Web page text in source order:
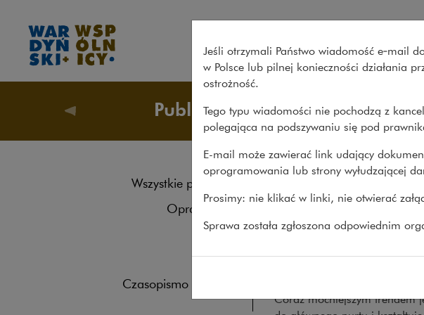
Publikacje
Wszystkie publikacje
Opracowania
Roczniki
Książki
Czasopismo naukowe
Publikacje> Roczniki> Rocznik
Rocznik 2023
i zmianach w prawie. Praca
Coraz mocniejszym trendem
Jeśli otrzymali Państwo wiadomość e‑mail
w Polsce lub pilnej konieczności działania
ostrożność.
Tego typu wiadomości nie pochodzą z
polegająca na podszywaniu się pod
E-mail może zawierać link udający
oprogramowania lub strony wyłudzającej
Prosimy: nie klikać w linki, nie otwierać
Sprawa została zgłoszona odpowiednim